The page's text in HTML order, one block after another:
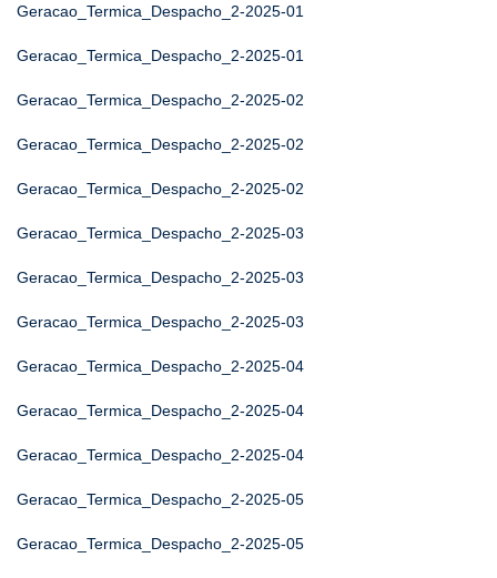
Geracao_Termica_Despacho_2-2025-01
Geracao_Termica_Despacho_2-2025-01
Geracao_Termica_Despacho_2-2025-02
Geracao_Termica_Despacho_2-2025-02
Geracao_Termica_Despacho_2-2025-02
Geracao_Termica_Despacho_2-2025-03
Geracao_Termica_Despacho_2-2025-03
Geracao_Termica_Despacho_2-2025-03
Geracao_Termica_Despacho_2-2025-04
Geracao_Termica_Despacho_2-2025-04
Geracao_Termica_Despacho_2-2025-04
Geracao_Termica_Despacho_2-2025-05
Geracao_Termica_Despacho_2-2025-05